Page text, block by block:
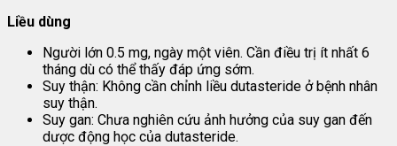
Liều dùng
Người lớn 0.5 mg, ngày một viên. Cần điều trị ít nhất 6
tháng dù có thể thấy đáp ứng sớm.
Suy thận: Không cần chỉnh liều dutasteride ở bệnh nhân
suy thận.
Suy gan: Chưa nghiên cứu ảnh hưởng của suy gan đến
dược động học của dutasteride.